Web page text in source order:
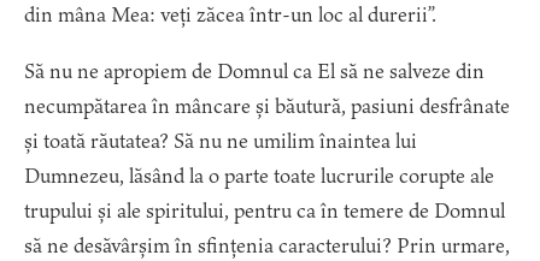
din mâna Mea: veți zăcea într-un loc al durerii”.
Să nu ne apropiem de Domnul ca El să ne salveze din
necumpătarea în mâncare și băutură, pasiuni desfrânate
și toată răutatea? Să nu ne umilim înaintea lui
Dumnezeu, lăsând la o parte toate lucrurile corupte ale
trupului și ale spiritului, pentru ca în temere de Domnul
să ne desăvârșim în sfințenia caracterului? Prin urmare,